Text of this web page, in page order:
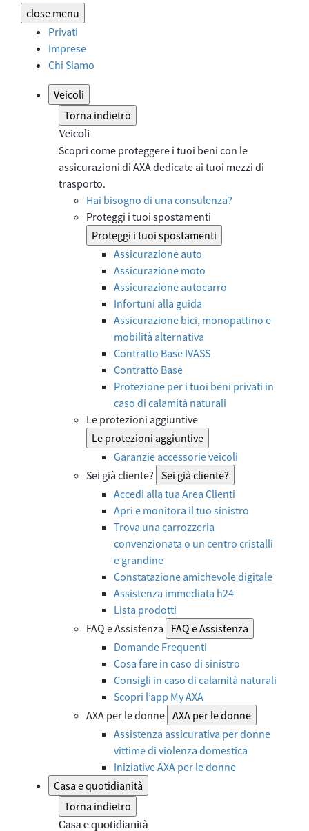
close menu
Privati
Imprese
Chi Siamo
Veicoli
Torna indietro
Veicoli
Scopri come proteggere i tuoi beni con le
assicurazioni di AXA dedicate ai tuoi mezzi di
trasporto.
Hai bisogno di una consulenza?
Proteggi i tuoi spostamenti
Proteggi i tuoi spostamenti
Assicurazione auto
Assicurazione moto
Assicurazione autocarro
Infortuni alla guida
Assicurazione bici, monopattino e
mobilità alternativa
Contratto Base IVASS
Contratto Base
Protezione per i tuoi beni privati in
caso di calamità naturali
Le protezioni aggiuntive
Le protezioni aggiuntive
Garanzie accessorie veicoli
Sei già cliente? Sei già cliente?
Accedi alla tua Area Clienti
Apri e monitora il tuo sinistro
Trova una carrozzeria
convenzionata o un centro cristalli
e grandine
Constatazione amichevole digitale
Assistenza immediata h24
Lista prodotti
FAQ e Assistenza
FAQ e Assistenza
Domande Frequenti
Cosa fare in caso di sinistro
Consigli in caso di calamità naturali
Scopri l’app My AXA
AXA per le donne AXA per le donne
Assistenza assicurativa per donne
vittime di violenza domestica
Iniziative AXA per le donne
Casa e quotidianità
Torna indietro
Casa e quotidianità